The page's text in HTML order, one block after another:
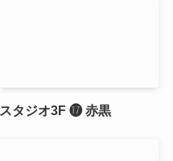
スタジオ3F ⓱ 赤黒